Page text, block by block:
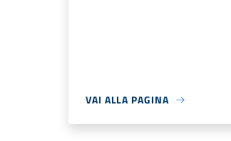
VAI ALLA PAGINA